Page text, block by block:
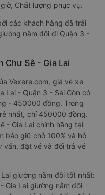
Chất lượng phục vụ.
các khách hàng đã trải
nằm đôi đi Quận 3 -
Chư Sê - Gia Lai
Vexere.com, giá vé xe
Lai - Quận 3 - Sài Gòn có
- 450000 đồng. Trong
nhất, chỉ 450000 đồng.
- Gia Lai chính hãng tại
bảo giữ chỗ 100% và hỗ
vấn, đặt vé và đổi trả vé
giường nằm đôi tốt nhất:
Gia Lai giường nằm đôi